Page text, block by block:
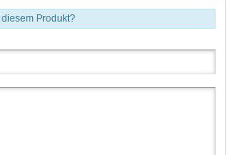
Produkt?